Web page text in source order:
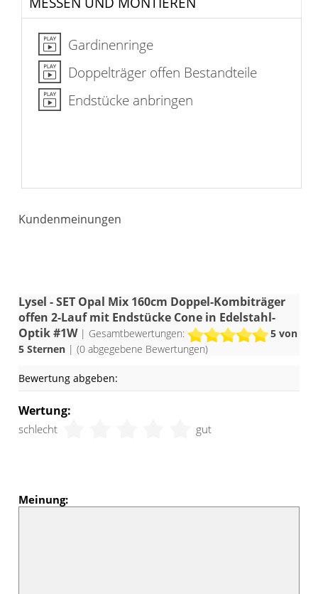
Gardinenringe
Doppelträger offen Bestandteile
Endstücke anbringen
Kundenmeinungen
Lysel - SET Opal Mix 160cm Doppel-Kombiträger
offen 2-Lauf mit Endstücke Cone in Edelstahl-
Optik #1W| Gesamtbewertungen: 5von
5 Sternen | (0 abgegebene Bewertungen)
Bewertung abgeben:
Wertung:
schlecht gut
Meinung: